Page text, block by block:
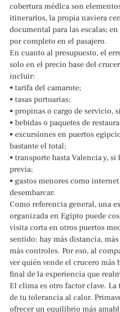
cobertura médica son
itinerarios, la propia naviera
documental para las escalas;
por completo en el pasajero.
En cuanto al presupuesto, el
solo en el precio base del
incluir:
• tarifa del camarote;
• tasas portuarias;
• propinas o cargo de servicio,
• bebidas o paquetes de
• excursiones en puertos
bastante el total;
• transporte hasta Valencia y,
previa;
• gastos menores como
desembarcar.
Como referencia general, una
organizada en Egipto puede
visita corta en otros puertos
sentido: hay más distancia,
más controles. Por eso, al
ver quién vende el crucero más
final de la experiencia que
El clima es otro factor clave.
de tu tolerancia al calor.
ofrecer un equilibrio más